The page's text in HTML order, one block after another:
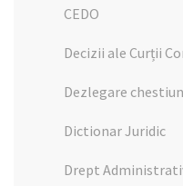
CEDO
Decizii ale Curții
Dezlegare
Dictionar Juridic
Drept